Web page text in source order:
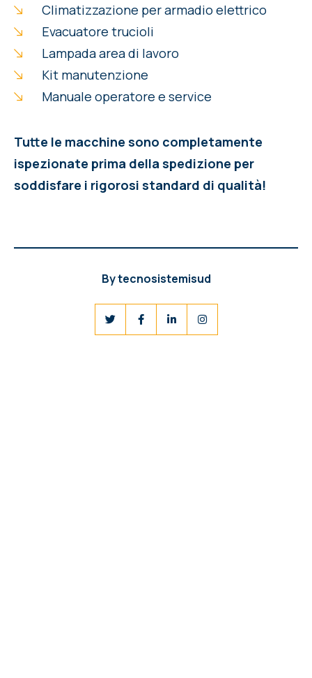
Climatizzazione per armadio elettrico
Evacuatore trucioli
Lampada area di lavoro
Kit manutenzione
Manuale operatore e service
Tutte le macchine sono completamente
ispezionate prima della spedizione per
soddisfare i rigorosi standard di qualità!
Bytecnosistemisud